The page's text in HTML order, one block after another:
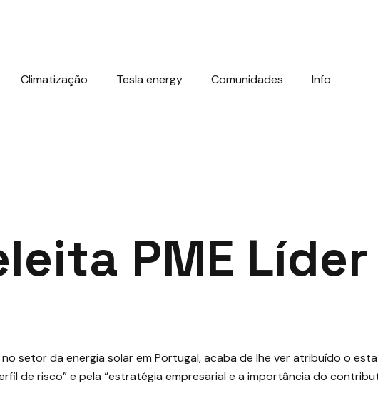
Climatização Tesla energy Comunidades Info
PME
setor da energia solar em Portugal, acaba de lhe ver atribuído o
de risco” e pela “estratégia empresarial e a importância do